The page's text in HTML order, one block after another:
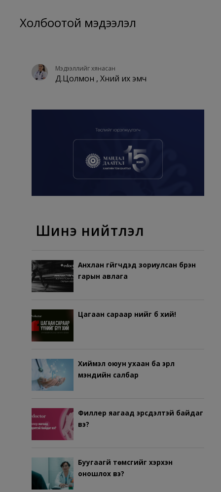
Холбоотой мэдээлэл
Мэдээллийг хянасан
Д.Цолмон , Хүний их эмч
Шинэ нийтлэл
Анхлан гүйгчдэд зориулсан бүрэн
гарын авлага
Цагаан сараар үүнийг бүү хий!
Хиймэл оюун ухаан ба эрүүл
мэндийн салбар
Филлер яагаад эрсдэлтэй байдаг
вэ?
Буугаагүй төмсгийг хэрхэн
оношлох вэ?